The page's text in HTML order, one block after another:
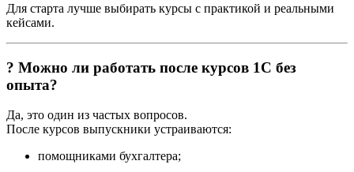
Для старта лучше выбирать курсы с практикой и реальными
кейсами.
? Можно ли работать после курсов 1С без
опыта?
Да, это один из частых вопросов.
После курсов выпускники устраиваются:
помощниками бухгалтера;